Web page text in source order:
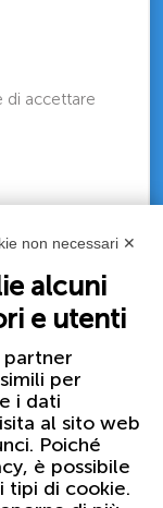
di accettare
non necessari ✕
alcuni
e utenti
partner
per
i dati
al sito web
Poiché
è possibile
tipi di cookie.